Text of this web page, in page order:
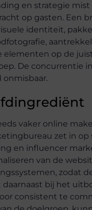
en strategie
op gasten. Een
identiteit,
elementen op de
De concurrentie
onmisbaar.
vaker online
zet in op
en influencer
van de
zodat
bij het
consistent te